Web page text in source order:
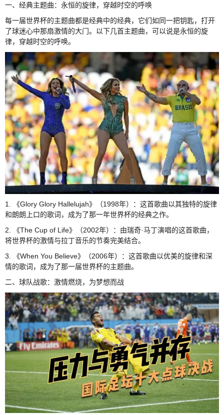
一、经典主题曲：永恒的旋律，穿越时空的呼唤
每一届世界杯的主题曲都是经典中的经典，它们如同一把钥匙，打开
了球迷心中那扇激情的大门。以下几首主题曲，可以说是永恒的旋
律，穿越时空的呼唤。
1. 《Glory Glory Hallelujah》（1998年）：这首歌曲以其独特的旋律
和朗朗上口的歌词，成为了那一年世界杯的经典之作。
2. 《The Cup of Life》（2002年）：由瑞奇·马丁演唱的这首歌曲，
将世界杯的激情与拉丁音乐的节奏完美结合。
3. 《When You Believe》（2006年）：这首歌曲以优美的旋律和深
情的歌词，成为了那一届世界杯的主题曲。
二、球队战歌：激情燃烧，为梦想而战